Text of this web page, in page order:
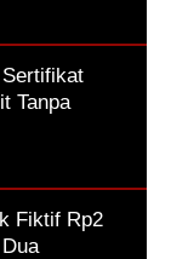
Tanpa
Fiktif Rp2